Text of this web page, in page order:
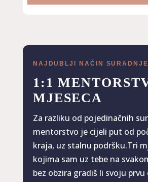
NAJDUBLJI NAČIN SURADNJE
1:1
MJESECA
Za razliku od pojedinačnih
mentorstvo je cijeli put od
kraja, uz stalnu podršku.Tri
kojima sam uz tebe na
bez obzira gradiš li svoju